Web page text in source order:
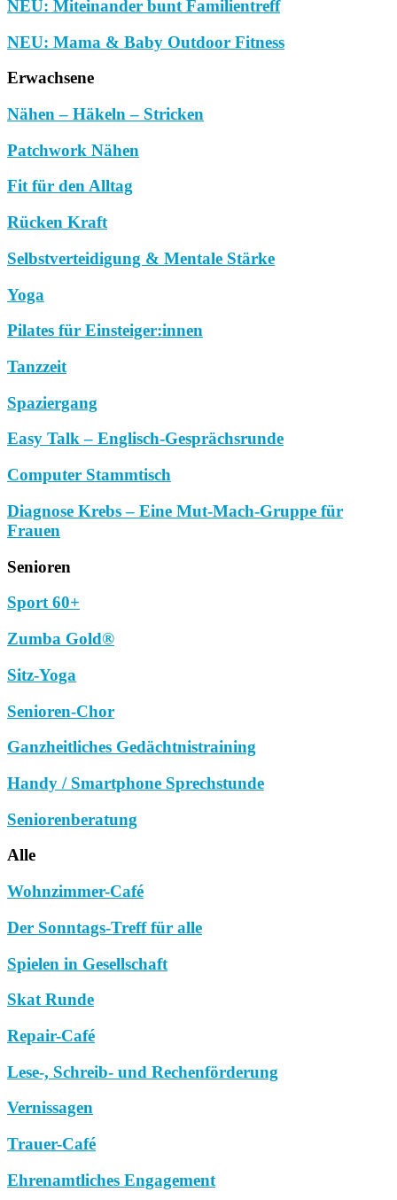
NEU: Miteinander bunt Familientreff
NEU: Mama & Baby Outdoor Fitness
Erwachsene
Nähen – Häkeln – Stricken
Patchwork Nähen
Fit für den Alltag
Rücken Kraft
Selbstverteidigung & Mentale Stärke
Yoga
Pilates für Einsteiger:innen
Tanzzeit
Spaziergang
Easy Talk – Englisch-Gesprächsrunde
Computer Stammtisch
Diagnose Krebs – Eine Mut-Mach-Gruppe für
Frauen
Senioren
Sport 60+
Zumba Gold®
Sitz-Yoga
Senioren-Chor
Ganzheitliches Gedächtnistraining
Handy / Smartphone Sprechstunde
Seniorenberatung
Alle
Wohnzimmer-Café
Der Sonntags-Treff für alle
Spielen in Gesellschaft
Skat Runde
Repair-Café
Lese-, Schreib- und Rechenförderung
Vernissagen
Trauer-Café
Ehrenamtliches Engagement